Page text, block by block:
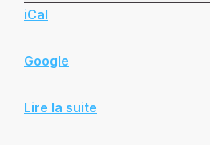
iCal
Google
Lire la suite